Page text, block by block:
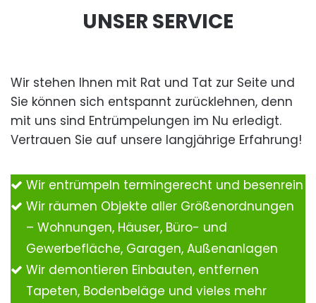
UNSER SERVICE
Wir stehen Ihnen mit Rat und Tat zur Seite und
Sie können sich entspannt zurücklehnen, denn
mit uns sind Entrümpelungen im Nu erledigt.
Vertrauen Sie auf unsere langjährige Erfahrung!
Wir entrümpeln termingerecht und besenrein
Wir räumen Objekte aller Größenordnungen
– Wohnungen, Häuser, Büro- und
Gewerbefläche, Garagen, Außenanlagen
Wir demontieren Einbauten, entfernen
Tapeten, Bodenbeläge und vieles mehr